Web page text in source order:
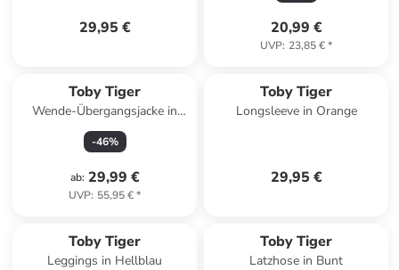
29,95 € 20,99 €
UVP: 23,85 €*
Toby Tiger
Wende-Übergangsjacke in
Rosa
-46%
ab: 29,99 €
UVP: 55,95 €*
Toby Tiger
Longsleeve in Orange
29,95 €
Toby Tiger
Leggings in Hellblau
Toby Tiger
Latzhose in Bunt